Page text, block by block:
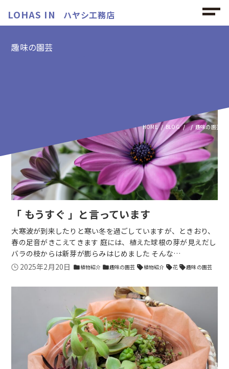
LOHAS IN ハヤシ工務店
趣味の園芸
HOME BLOG 趣味の園芸
「 もうすぐ 」と言っています
大寒波が到来したりと寒い冬を過ごしていますが、ときおり、
春の足音がきこえてきます 庭には、植えた球根の芽が見えだし
バラの枝からは新芽が膨らみはじめました そんな…
2025年2月20日 folder植物紹介 folder趣味の園芸 sell植物紹介 sell花 sell趣味の園芸